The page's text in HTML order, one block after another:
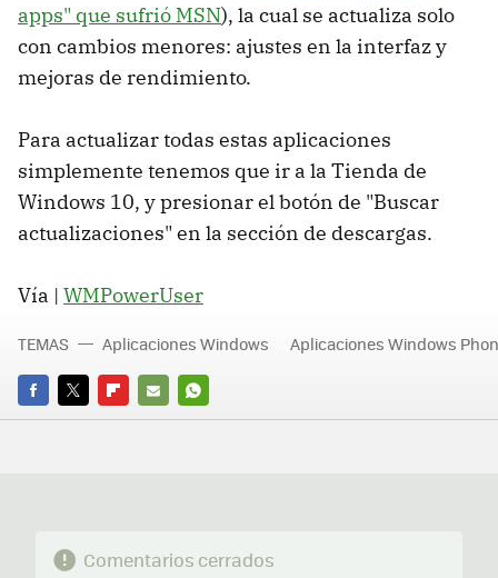
apps" que sufrió MSN), la cual se actualiza solo
con cambios menores: ajustes en la interfaz y
mejoras de rendimiento.
Para actualizar todas estas aplicaciones
simplemente tenemos que ir a la Tienda de
Windows 10, y presionar el botón de "Buscar
actualizaciones" en la sección de descargas.
Vía | WMPowerUser
FACEBOOK
TWITTERFLIPBOARD
E-
WHATSAPP
TEMAS Aplicaciones Windows Aplicaciones Windows
Comentarios cerrados